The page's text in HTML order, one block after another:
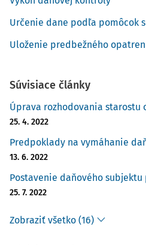
Daňový subjekt podal
prvostupňovému
neodôvodnil nevykonanie
posúdenie dôkazov je
odôvodnení rozhodnutia a v
konaní musí preukázať, že
vykonané správne.
akéhokoľvek dôkazného
musí byť riadne preukázané.
Určenie dane podľa pomôcok
Uloženie predbežného
Súvisiace články
Úprava rozhodovania starostu
25. 4. 2022
Predpoklady na vymáhanie
13. 6. 2022
Postavenie daňového
25. 7. 2022
Zobraziť všetko (16)